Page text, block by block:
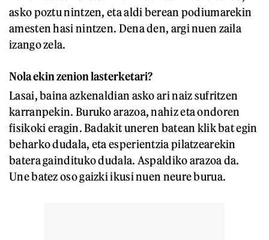
asko poztu nintzen, eta aldi berean podiumarekin
amesten hasi nintzen. Dena den, argi nuen zaila
izango zela.
Nola ekin zenion lasterketari?
Lasai, baina azkenaldian asko ari naiz sufritzen
karranpekin. Buruko arazoa, nahiz eta ondoren
fisikoki eragin. Badakit uneren batean klik bat egin
beharko dudala, eta esperientzia pilatzearekin
batera gaindituko dudala. Aspaldiko arazoa da.
Une batez oso gaizki ikusi nuen neure burua.